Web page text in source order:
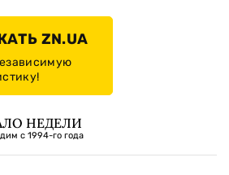
ZN.UA
НЕДЕЛИ
с 1994-го года